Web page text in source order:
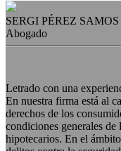
SERGI PÉREZ SAMOS
Abogado
Letrado con una
En nuestra firma está al
derechos de los
condiciones generales
hipotecarios. En el